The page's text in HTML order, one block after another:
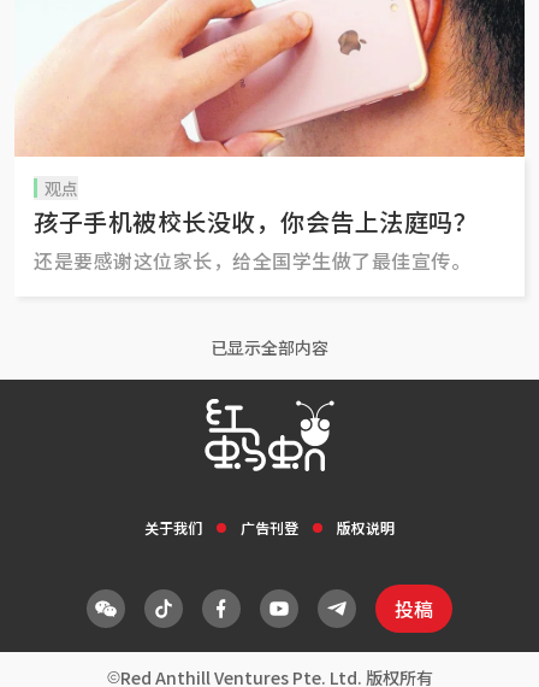
观点
孩子手机被校长没收，你会告上法庭吗？
还是要感谢这位家长，给全国学生做了最佳宣传。
已显示全部内容
关于我们 广告刊登 版权说明
投稿
Red Anthill Ventures Pte. Ltd. 版权所有